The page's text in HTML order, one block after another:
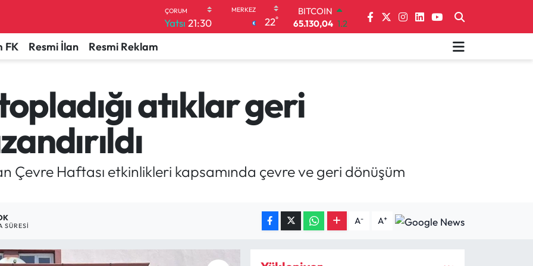
Yatsı 21:30 22°
DOLAR
47,7106 0.17
EURO
6618.49
FK Resmi İlan Resmi Reklam
atıklar geri
Çevre Haftası etkinlikleri kapsamında çevre ve geri dönüşüm
SÜRESI A- A+